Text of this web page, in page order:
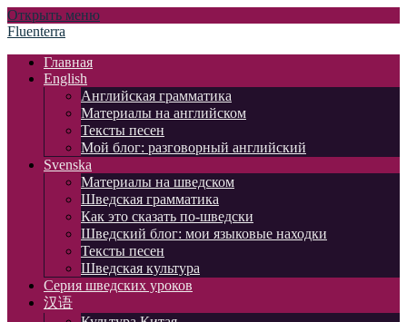
Открыть меню
Fluenterra
Главная
English
Английская грамматика
Материалы на английском
Тексты песен
Мой блог: разговорный английский
Svenska
Материалы на шведском
Шведская грамматика
Как это сказать по-шведски
Шведский блог: мои языковые находки
Тексты песен
Шведская культура
Серия шведских уроков
汉语